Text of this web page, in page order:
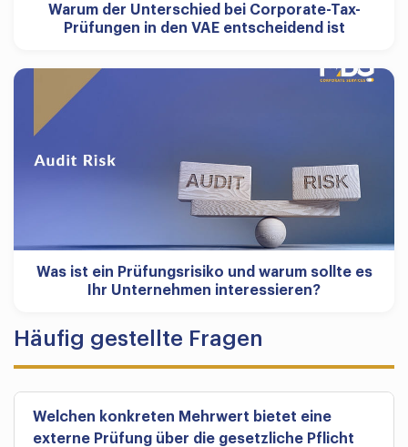
Warum der Unterschied bei Corporate-Tax-
Prüfungen in den VAE entscheidend ist
Was ist ein Prüfungsrisiko und warum sollte es
Ihr Unternehmen interessieren?
Häufig gestellte Fragen
Welchen konkreten Mehrwert bietet eine
externe Prüfung über die gesetzliche Pflicht